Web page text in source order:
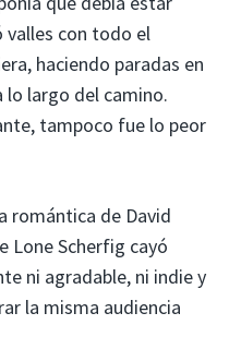
valles con todo el
haciendo paradas en
lo largo del camino.
tampoco fue lo peor
romántica de David
Lone Scherfig cayó
ni agradable, ni indie y
la misma audiencia